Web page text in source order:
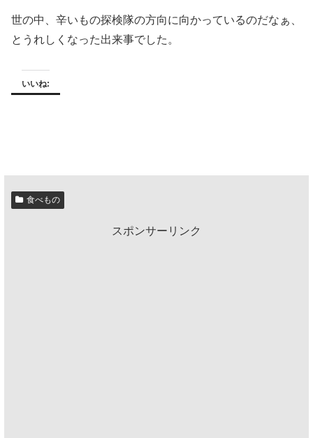
世の中、辛いもの探検隊の方向に向かっているのだなぁ、
とうれしくなった出来事でした。
いいね:
食べもの
スポンサーリンク